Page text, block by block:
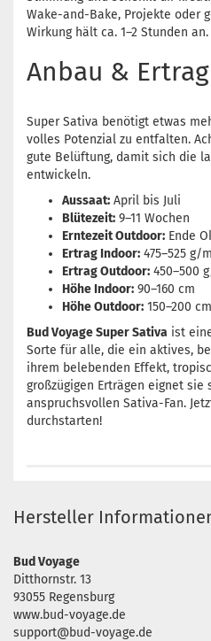
Wake-and-Bake, Projekte oder
Wirkung hält ca. 1–2 Stunden an.
Anbau & Ertrag
Super Sativa benötigt etwas
volles Potenzial zu entfalten.
gute Belüftung, damit sich die
entwickeln.
Aussaat: April bis Juli
Blütezeit: 9–11 Wochen
Erntezeit Outdoor: Ende
Ertrag Indoor: 475–525 g/
Ertrag Outdoor: 450–500
Höhe Indoor: 90–160 cm
Höhe Outdoor: 150–200 cm
Bud Voyage Super Sativa ist
Sorte für alle, die ein aktives,
ihrem belebenden Effekt,
großzügigen Erträgen eignet
anspruchsvollen Sativa-Fan.
durchstarten!
Hersteller
Bud Voyage
Ditthornstr. 13
93055 Regensburg
www.bud-voyage.de
support@bud-voyage.de